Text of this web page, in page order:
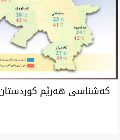
کەشناسی هەرێم کوردستان